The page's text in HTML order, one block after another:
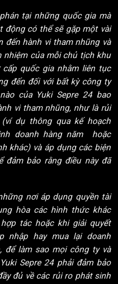
tại những quốc gia mà
động có thể sẽ gặp một vài
đến hành vi tham nhũng và
nhiệm của mỗi chủ tịch khu
quốc gia nhằm liên tục
đến đối với bất kỳ công ty
của Yuki Sepre 24 bao
vi tham nhũng, như là rủi
dụ thông qua kế hoạch
doanh hàng năm hoặc
khác) và áp dụng các biện
đảm bảo rằng điều này đã
nơi áp dụng quyền tài
hòa các hình thức khác
tác hoặc khi giải quyết
nhập hay mua lại doanh
để làm sao mọi công ty và
Sepre 24 phải đảm bảo
đủ về các rủi ro phát sinh